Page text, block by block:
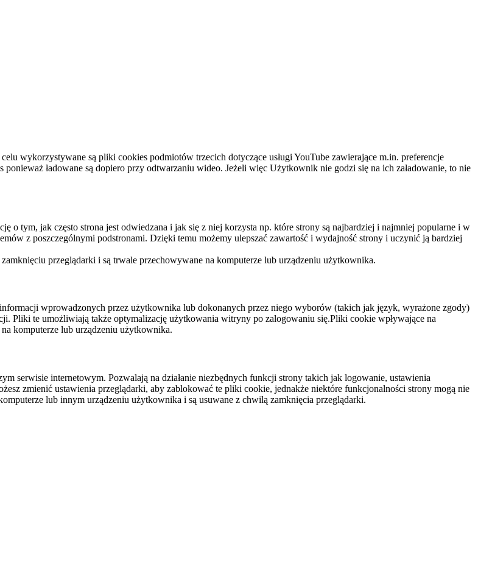
wykorzystywane są pliki cookies podmiotów trzecich dotyczące usługi YouTube zawierające m.in. preferencje
ładowane są dopiero przy odtwarzaniu wideo. Jeżeli więc Użytkownik nie godzi się na ich załadowanie, to nie
o tym, jak często strona jest odwiedzana i jak się z niej korzysta np. które strony są najbardziej i najmniej popularne i w
z poszczególnymi podstronami. Dzięki temu możemy ulepszać zawartość i wydajność strony i uczynić ją bardziej
przeglądarki i są trwale przechowywane na komputerze lub urządzeniu użytkownika.
wprowadzonych przez użytkownika lub dokonanych przez niego wyborów (takich jak język, wyrażone zgody)
Pliki te umożliwiają także optymalizację użytkowania witryny po zalogowaniu się.Pliki cookie wpływające na
komputerze lub urządzeniu użytkownika.
serwisie internetowym. Pozwalają na działanie niezbędnych funkcji strony takich jak logowanie, ustawienia
zmienić ustawienia przeglądarki, aby zablokować te pliki cookie, jednakże niektóre funkcjonalności strony mogą nie
lub innym urządzeniu użytkownika i są usuwane z chwilą zamknięcia przeglądarki.